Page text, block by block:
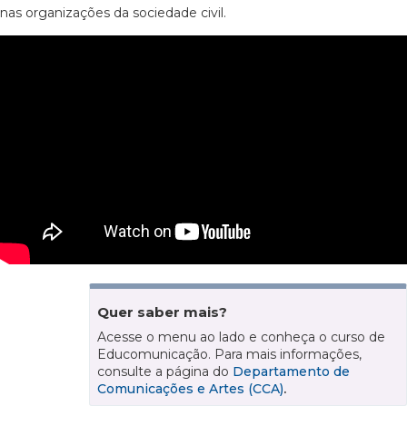
nas organizações da sociedade civil.
Quer saber mais?
Acesse o menu ao lado e conheça o curso de
Educomunicação. Para mais informações,
consulte a página do Departamento de
Comunicações e Artes (CCA).